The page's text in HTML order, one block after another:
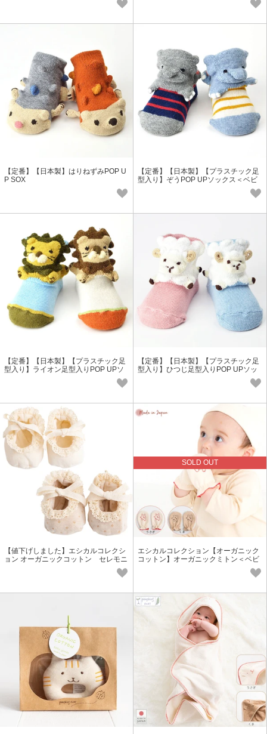
【定番】【日本製】はりねずみPOP U
P SOX
【定番】【日本製】【プラスチック足
型入り】ぞうPOP UPソックス＜ベビ
【定番】【日本製】【プラスチック足
型入り】ライオン足型入りPOP UPソ
ックス＜ベビー・キッズ＞おすすめ
【定番】【日本製】【プラスチック足
型入り】ひつじ足型入りPOP UPソッ
【値下げしました】エシカルコレクシ
ョン オーガニックコットン セレモニ
SOLD OUT
エシカルコレクション【オーガニック
コットン】オーガニックミトン＜ベビ